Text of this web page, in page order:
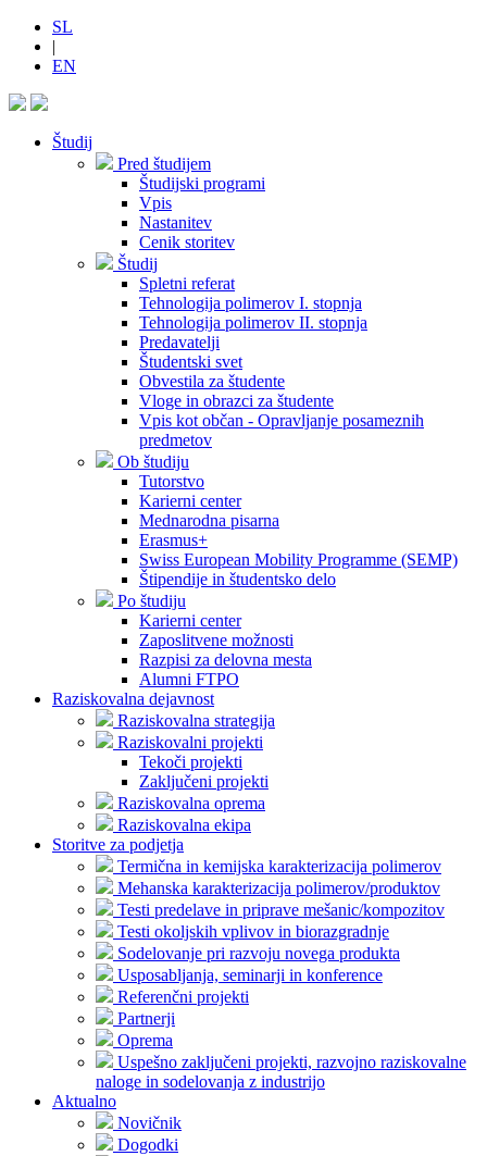
SL
|
EN
Študij
Pred študijem
Študijski programi
Vpis
Nastanitev
Cenik storitev
Študij
Spletni referat
Tehnologija polimerov I. stopnja
Tehnologija polimerov II. stopnja
Predavatelji
Študentski svet
Obvestila za študente
Vloge in obrazci za študente
Vpis kot občan - Opravljanje posameznih
predmetov
Ob študiju
Tutorstvo
Karierni center
Mednarodna pisarna
Erasmus+
Swiss European Mobility Programme (SEMP)
Štipendije in študentsko delo
Po študiju
Karierni center
Zaposlitvene možnosti
Razpisi za delovna mesta
Alumni FTPO
Raziskovalna dejavnost
Raziskovalna strategija
Raziskovalni projekti
Tekoči projekti
Zaključeni projekti
Raziskovalna oprema
Raziskovalna ekipa
Storitve za podjetja
Termična in kemijska karakterizacija polimerov
Mehanska karakterizacija polimerov/produktov
Testi predelave in priprave mešanic/kompozitov
Testi okoljskih vplivov in biorazgradnje
Sodelovanje pri razvoju novega produkta
Usposabljanja, seminarji in konference
Referenčni projekti
Partnerji
Oprema
Uspešno zaključeni projekti, razvojno raziskovalne
naloge in sodelovanja z industrijo
Aktualno
Novičnik
Dogodki